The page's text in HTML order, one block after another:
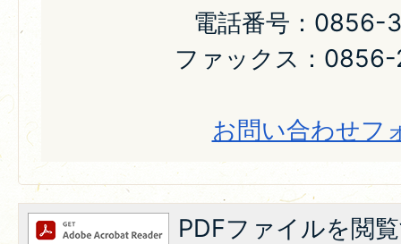
電話番号：0856-
ファックス：
お問い合わせフ
PDFファイルを閲